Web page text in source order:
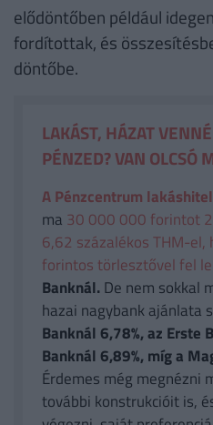
elődöntőben például
fordítottak, és
döntőbe.
LAKÁST, HÁZAT
PÉNZED? VAN OLCSÓ
A Pénzcentrum
ma 30 000 000 forintot
6,62 százalékos THM-
forintos törlesztővel fel
Banknál.De nem sokkal
hazai nagybank ajánlata
Banknál 6,78%, az Erste
Banknál 6,89%, míg a
Érdemes még megnézni
további konstrukcióit is,